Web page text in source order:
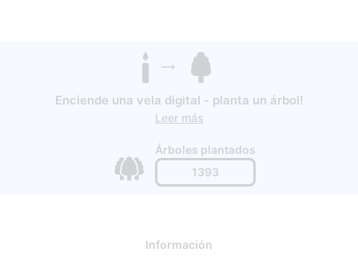
Enciende una vela digital - planta un árbol!
Leer más
Árboles plantados
1393
Información